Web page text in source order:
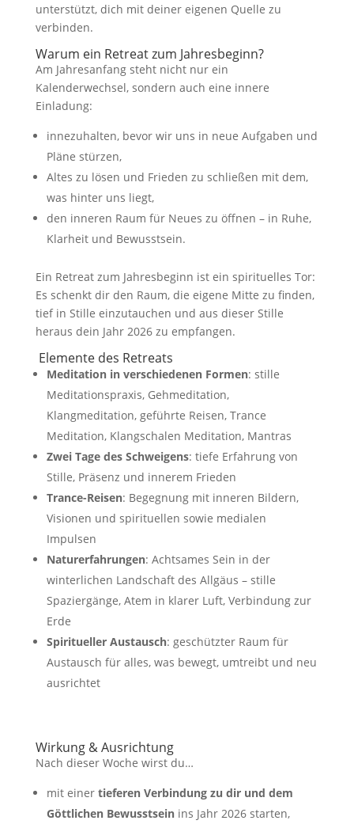
unterstützt, dich mit deiner eigenen Quelle zu
verbinden.
Warum ein Retreat zum Jahresbeginn?
Am Jahresanfang steht nicht nur ein
Kalenderwechsel, sondern auch eine innere
Einladung:
innezuhalten, bevor wir uns in neue Aufgaben und
Pläne stürzen,
Altes zu lösen und Frieden zu schließen mit dem,
was hinter uns liegt,
den inneren Raum für Neues zu öffnen – in Ruhe,
Klarheit und Bewusstsein.
Ein Retreat zum Jahresbeginn ist ein spirituelles Tor:
Es schenkt dir den Raum, die eigene Mitte zu finden,
tief in Stille einzutauchen und aus dieser Stille
heraus dein Jahr 2026 zu empfangen.
Elemente des Retreats
Meditation in verschiedenen Formen: stille
Meditationspraxis, Gehmeditation,
Klangmeditation, geführte Reisen, Trance
Meditation, Klangschalen Meditation, Mantras
Zwei Tage des Schweigens: tiefe Erfahrung von
Stille, Präsenz und innerem Frieden
Trance-Reisen: Begegnung mit inneren Bildern,
Visionen und spirituellen sowie medialen
Impulsen
Naturerfahrungen: Achtsames Sein in der
winterlichen Landschaft des Allgäus – stille
Spaziergänge, Atem in klarer Luft, Verbindung zur
Erde
Spiritueller Austausch: geschützter Raum für
Austausch für alles, was bewegt, umtreibt und neu
ausrichtet
Wirkung & Ausrichtung
Nach dieser Woche wirst du…
mit einer tieferen Verbindung zu dir und dem
Göttlichen Bewusstseinins Jahr 2026 starten,